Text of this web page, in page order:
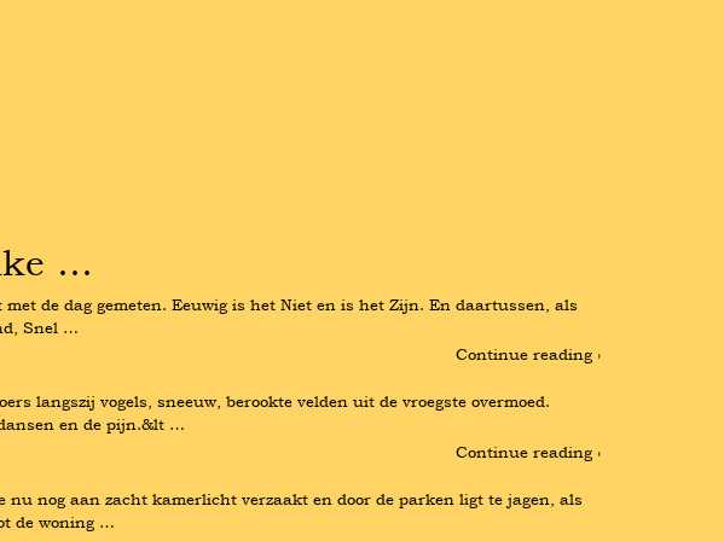
…
de dag gemeten. Eeuwig is het Niet en is het Zijn. En daartussen, als
Snel …
Continue reading ›
langszij vogels, sneeuw, berookte velden uit de vroegste overmoed.
en de pijn.&lt …
Continue reading ›
nog aan zacht kamerlicht verzaakt en door de parken ligt te jagen, als
de woning …